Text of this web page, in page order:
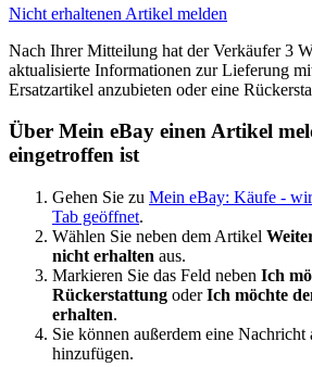
Nicht erhaltenen Artikel melden
Nach Ihrer Mitteilung hat der Verkäufer 3
aktualisierte Informationen zur Lieferung
Ersatzartikel anzubieten oder eine
Über Mein eBay einen Artikel
eingetroffen ist
Gehen Sie zu Mein eBay: Käufe -
Tab geöffnet.
Wählen Sie neben dem Artikel
nicht erhalten aus.
Markieren Sie das Feld neben Ich
Rückerstattung oderIch möchte
erhalten.
Sie können außerdem eine Nachricht
hinzufügen.